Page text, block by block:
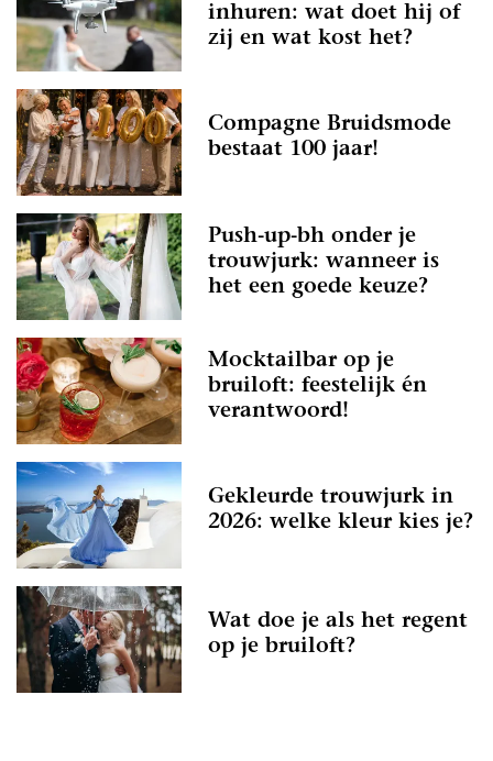
inhuren: wat doet hij of
zij en wat kost het?
Compagne Bruidsmode
bestaat 100 jaar!
Push-up-bh onder je
trouwjurk: wanneer is
het een goede keuze?
Mocktailbar op je
bruiloft: feestelijk én
verantwoord!
Gekleurde trouwjurk in
2026: welke kleur kies je?
Wat doe je als het regent
op je bruiloft?